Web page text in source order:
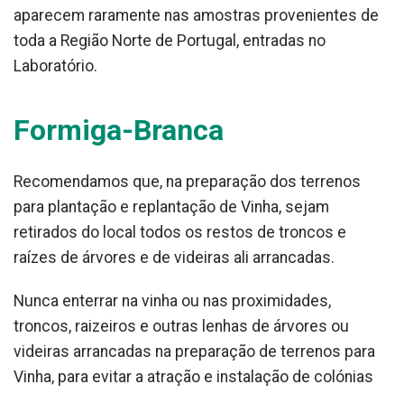
aparecem raramente nas amostras provenientes de
toda a Região Norte de Portugal, entradas no
Laboratório.
Formiga-Branca
Recomendamos que, na preparação dos terrenos
para plantação e replantação de Vinha, sejam
retirados do local todos os restos de troncos e
raízes de árvores e de videiras ali arrancadas.
Nunca enterrar na vinha ou nas proximidades,
troncos, raizeiros e outras lenhas de árvores ou
videiras arrancadas na preparação de terrenos para
Vinha, para evitar a atração e instalação de colónias